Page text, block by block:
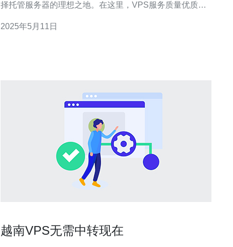
择托管服务器的理想之地。在这里，VPS服务质量优质，
庄的VPS服务商提供的虚拟专用服务器（VPS）不仅具有
2025年5月11日
越南VPS无需中转现在